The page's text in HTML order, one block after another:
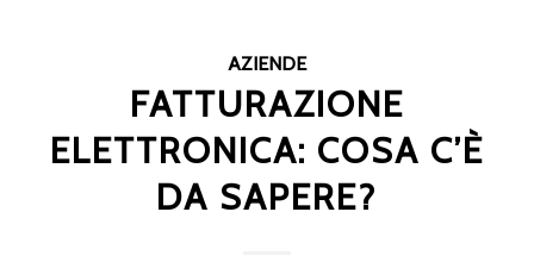
AZIENDE
FATTURAZIONE
ELETTRONICA: COSA C’È
DA SAPERE?